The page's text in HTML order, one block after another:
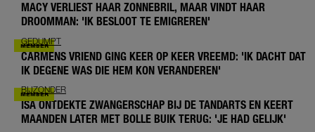
MACY VERLIEST HAAR ZONNEBRIL, MAAR VINDT HAAR
DROOMMAN: 'IK BESLOOT TE EMIGREREN'
GEDUMPT
CARMENS VRIEND GING KEER OP KEER VREEMD: 'IK DACHT DAT
IK DEGENE WAS DIE HEM KON VERANDEREN'
BIJZONDER
ISA ONTDEKTE ZWANGERSCHAP BIJ DE TANDARTS EN KEERT
MAANDEN LATER MET BOLLE BUIK TERUG: 'JE HAD GELIJK'